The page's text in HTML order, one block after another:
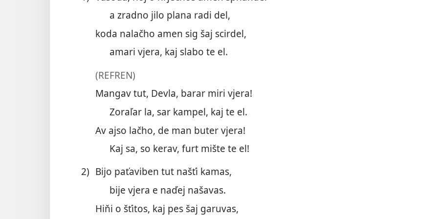
a zradno jilo plana radi del,
koda nalačho amen sig šaj scirdel,
amari vjera, kaj slabo te el.
(REFREN)
Mangav tut, Devla, barar miri vjera!
Zoraľar la, sar kampel, kaj te el.
Av ajso lačho, de man buter vjera!
Kaj sa, so kerav, furt mište te el!
2) Bijo paťaviben tut našťi kamas,
bije vjera e naďej našavas.
Hiňi o šťitos, kaj pes šaj garuvas,